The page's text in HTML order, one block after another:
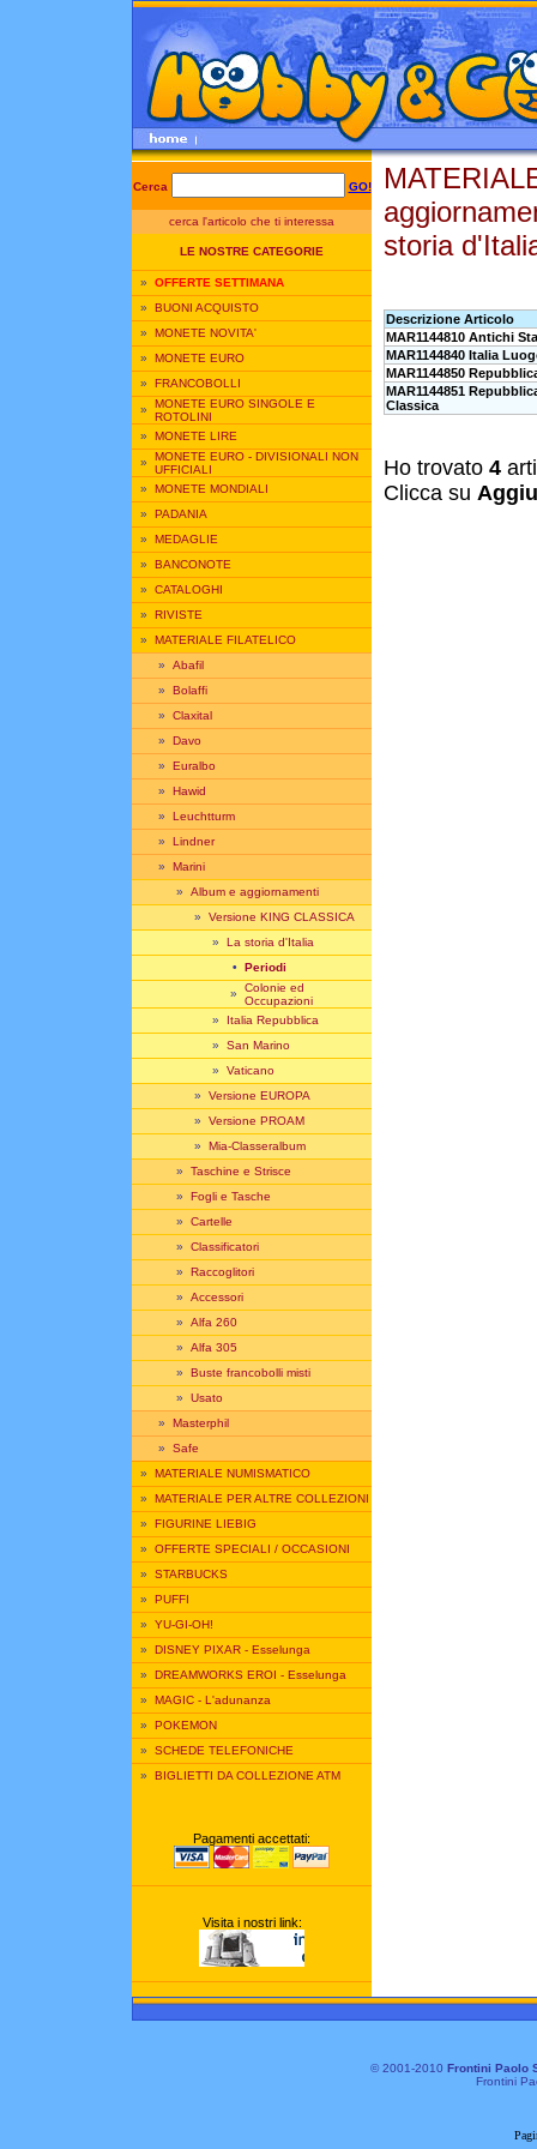
Cerca GO!
cerca l'articolo che ti interessa
LE NOSTRE CATEGORIE
» OFFERTE SETTIMANA
» BUONI ACQUISTO
» MONETE NOVITA'
» MONETE EURO
» FRANCOBOLLI
» MONETE EURO SINGOLE E
ROTOLINI
» MONETE LIRE
» MONETE EURO - DIVISIONALI NON
UFFICIALI
» MONETE MONDIALI
» PADANIA
» MEDAGLIE
» BANCONOTE
» CATALOGHI
» RIVISTE
» MATERIALE FILATELICO
» Abafil
» Bolaffi
» Claxital
» Davo
» Euralbo
» Hawid
» Leuchtturm
» Lindner
» Marini
» Album e aggiornamenti
» Versione KING CLASSICA
» La storia d'Italia
• Periodi
» Colonie ed
Occupazioni
» Italia Repubblica
» San Marino
» Vaticano
» Versione EUROPA
» Versione PROAM
» Mia-Classeralbum
» Taschine e Strisce
» Fogli e Tasche
» Cartelle
» Classificatori
» Raccoglitori
» Accessori
» Alfa 260
» Alfa 305
» Buste francobolli misti
» Usato
» Masterphil
» Safe
» MATERIALE NUMISMATICO
» MATERIALE PER ALTRE COLLEZIONI
» FIGURINE LIEBIG
» OFFERTE SPECIALI / OCCASIONI
» STARBUCKS
» PUFFI
» YU-GI-OH!
» DISNEY PIXAR - Esselunga
» DREAMWORKS EROI - Esselunga
» MAGIC - L'adunanza
» POKEMON
» SCHEDE TELEFONICHE
» BIGLIETTI DA COLLEZIONE ATM
Pagamenti accettati:
Visita i nostri link:
storia
Descrizione Articolo
MAR1144810 Antichi
MAR1144840 Italia
MAR1144850
MAR1144851
Classica
Ho trovato 4
Clicca su
© 2001-2010 Frontini Paolo
Frontini